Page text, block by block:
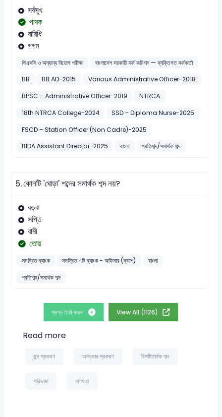
সর্বসুখ
পাবক
বারিধি
গগন
পিএসসি ও অন্যান্য নিয়োগ পরীক্ষা
বাংলাদেশ সরকারী কর্ম কমিশন — ব্যক্তিগত কর্মকর্তা
BB
BB AD-2015
Various Administrative Officer-2018
BPSC – Administrative Officer-2019
NTRCA
18th NTRCA College-2024
SSD – Diploma Nurse-2025
FSCD – Station Officer (Non Cadre)-2025
BIDA Assistant Director-2025
বাংলা প্রতিশব্দ/সমার্থক শব্দ
5.কোনটি 'ঘোড়া' শব্দের সমার্থক শব্দ নয়?
বড়বা
সপ্তি
বামী
তোয়
সমন্বিত ব্যাংক সমন্বিত ৭টি ব্যাংক - অফিসার (ক্যাশ)
বাংলা
প্রতিশব্দ/সমার্থক শব্দ
প্রশ্ন তৈরি করুন View All (1126)
Read more
ছন্দ প্রকরণ অলংকার প্রকরণ বিপরীতার্থক শব্দ
পরিভাষা বাগধারা